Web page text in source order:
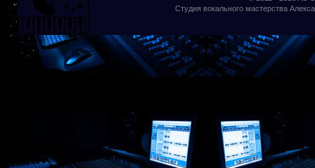
Студия вокального мастерства